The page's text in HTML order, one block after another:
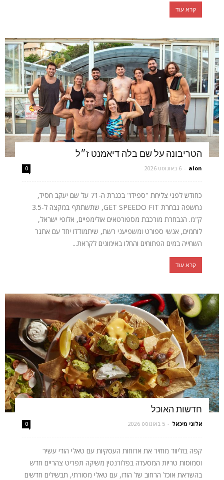
קרא עוד
הטריבונה על שם בלה דיאמנט ז״ל
alon
- 6 באוגוסט 2026 0
כחודש לפני צליחת "ספידו" בכנרת ה-71 על שם יעקב חסיד,
נחשפה נבחרת GET SPEEDO FIT, שתשתתף במקצה ל-3.5
ק"מ. הנבחרת מורכבת מספורטאים אולימפיים, אלופי ישראל,
לוחמים, אנשי ספורט ומשפיעני רשת, שיתמודדו יחד עם אתגר
השחייה במים הפתוחים והחלו באימונים לקראת...
קרא עוד
חדשות האוכל
אלוני מיכאל - 5 באוגוסט 2026 0
קפה בוליווד מחזיר את ארוחות העסקיות עם טאלי הודי עשיר
וסמוסות טריות המסעדה בפלורנטין משיקה תפריט צהריים חדש
בהשראת אוכל הרחוב של הודו, עם טאלי מסורתי, תבשילים חדשים